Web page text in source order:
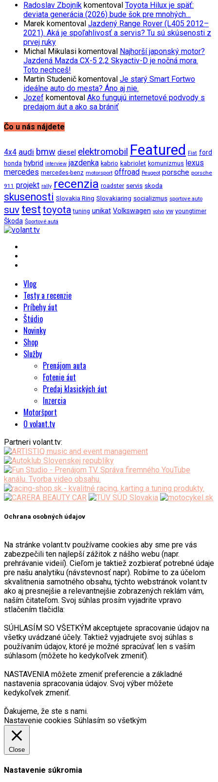
Radoslav Zbojník komentoval Toyota Hilux je späť:
deviata generácia (2026) bude šok pre mnohých…
Marek komentoval Jazdený Range Rover (L405 2012–
2021). Aká je spoľahlivosť a servis? Tu sú skúsenosti z
prvej ruky
Michal Mikulasi komentoval Najhorší japonský motor?
Jazdená Mazda CX-5 2,2 Skyactiv-D je nočná mora.
Toto nechceš!
Martin Studenič komentoval Je starý Smart Fortwo
ideálne auto do mesta? Áno aj nie.
Jozef komentoval Ako fungujú internetové podvody s
predajom áut a ako sa brániť
Čo u nás nájdete
4x4 audi bmw diesel elektromobil Featured Fiat ford
honda hybrid interview jazdenka kabrio kabriolet komunizmus lexus
mercedes mercedes-benz motorsport offroad Peugeot porsche porsche
911 projekt rally recenzia roadster servis skoda
skusenosti Slovakia Ring Slovakiaring socializmus sportove auto
suv testtoyota tuning unikat Volkswagen volvo vw youngtimer
Škoda Športové autá
Vlog
Testy a recenzie
Príbehy áut
Štúdio
Novinky
Shop
Služby
Prenájom auta
Fotenie áut
Predaj klasických áut
Inzercia
Motoršport
O volant.tv
Partneri volant.tv:
Ochrana osobných údajov
Na stránke volant.tv používame cookies aby sme pre vás
zabezpečili ten najlepší zážitok z nášho webu (napr.
prehrávanie videií). Cieľom je taktiež zozbierať potrebné údaje
pre našu analytiku (návstevnosť napr). Robíme to za účelom
skvalitnenia samotného obsahu, týchto webstránok volant.tv
ako aj presnejšie a relevantnejšie zobrazených reklám vám,
naším čitateľom. Svoj súhlas prosím vyjadrite vpravo
stlačením tlačidla:
SÚHLASÍM SO VŠETKÝM akceptujete spracovanie údajov na
všetky uvádzané účely. Taktiež vyjadrujete svoj súhlas s
používaním údajov, ktoré je možné spracúvať len s vaším
súhlasom (môžete ho kedykoľvek zmeniť).
NASTAVENIA môžete zmeniť preferencie a základné
nastavenia spracovania údajov. Svoj výber môžete
kedykoľvek zmeniť.
Ďakujeme, že ste s nami.
Nastavenie cookies Súhlasím so všetkým
Close
Nastavenie súkromia